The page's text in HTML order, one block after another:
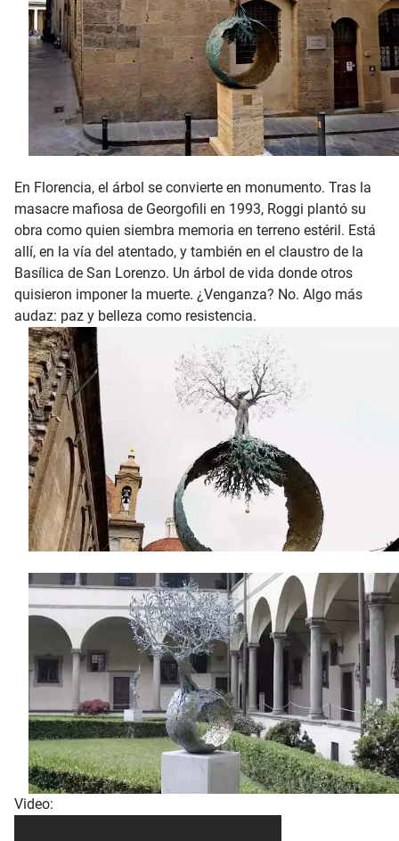
En Florencia, el árbol se convierte en monumento. Tras la
masacre mafiosa de Georgofili en 1993, Roggi plantó su
obra como quien siembra memoria en terreno estéril. Está
allí, en la vía del atentado, y también en el claustro de la
Basílica de San Lorenzo. Un árbol de vida donde otros
quisieron imponer la muerte. ¿Venganza? No. Algo más
audaz: paz y belleza como resistencia.
Video: